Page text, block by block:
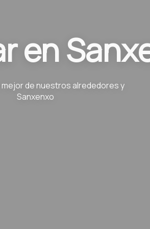
en
mejor de nuestros alrededores y
Sanxenxo